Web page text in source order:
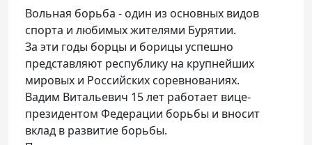
8 (3012) 411-099
Телефон доверия
Вольная борьба - один из основных видов
спорта и любимых жителями Бурятии.
За эти годы борцы и борицы успешно
представляют республику на крупнейших
мировых и Российских соревнованиях.
Вадим Витальевич 15 лет работает вице-
президентом Федерации борьбы и вносит
вклад в развитие борьбы.